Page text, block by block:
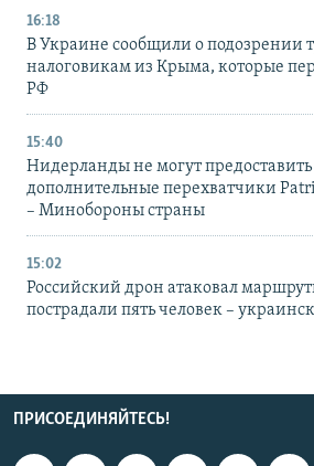
16:18
В Украине сообщили о подозрении
налоговикам из Крыма, которые
РФ
15:40
Нидерланды не могут
дополнительные перехватчики
– Минобороны страны
15:02
Российский дрон атаковал
пострадали пять человек –
ПРИСОЕДИНЯЙТЕСЬ!